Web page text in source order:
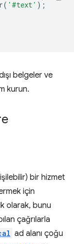
( '#text' );
belgeler ve
kurun.
bir hizmet
için
olarak, bunu
çağrılarla
ad alanı çoğu